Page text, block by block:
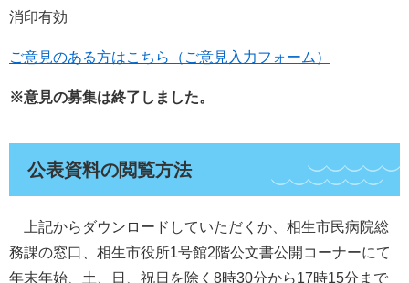
消印有効
ご意見のある方はこちら（ご意見入力フォーム）
※意見の募集は終了しました。
公表資料の閲覧方法
上記からダウンロードしていただくか、相生市民病院総
務課の窓口、相生市役所1号館2階公文書公開コーナーにて
年末年始、土、日、祝日を除く8時30分から17時15分まで